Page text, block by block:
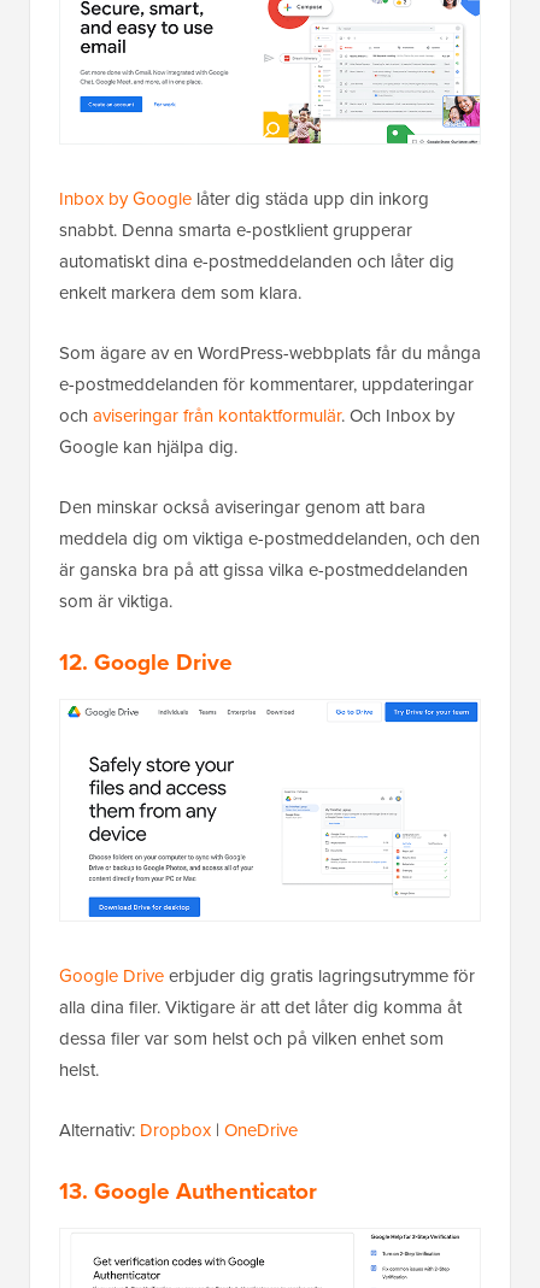
Inbox by Google låter dig städa upp din inkorg
snabbt. Denna smarta e-postklient grupperar
automatiskt dina e-postmeddelanden och låter dig
enkelt markera dem som klara.
Som ägare av en WordPress-webbplats får du många
e-postmeddelanden för kommentarer, uppdateringar
ochaviseringar från kontaktformulär. Och Inbox by
Google kan hjälpa dig.
Den minskar också aviseringar genom att bara
meddela dig om viktiga e-postmeddelanden, och den
är ganska bra på att gissa vilka e-postmeddelanden
som är viktiga.
12. Google Drive
Google Driveerbjuder dig gratis lagringsutrymme för
alla dina filer. Viktigare är att det låter dig komma åt
dessa filer var som helst och på vilken enhet som
helst.
Alternativ: Dropbox | OneDrive
13. Google Authenticator